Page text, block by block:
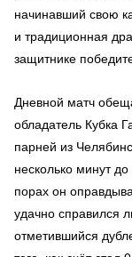
начинавший свою
и традиционная
защитнике
Дневной матч
обладатель Кубка
парней из
несколько минут
порах он
удачно справился
отметившийся